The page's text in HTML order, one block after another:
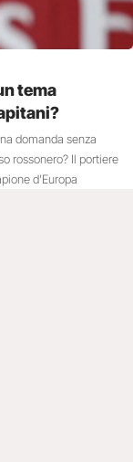
tema
domanda senza
rossonero? Il portiere
d'Europa